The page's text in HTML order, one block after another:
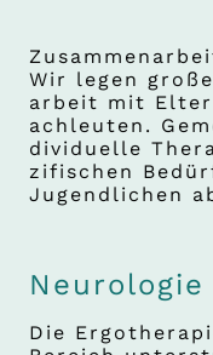
Wir legen
arbeit mit
achleuten.
dividuelle
zifischen
Jugendlichen
Neurologie
Die